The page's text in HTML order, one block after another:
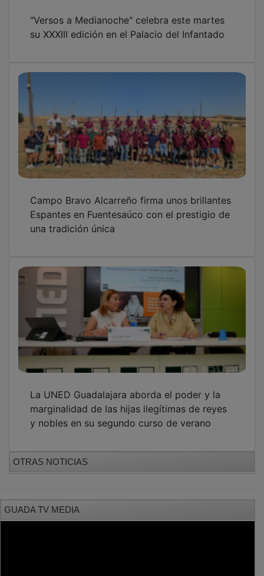
La UNED Guadalajara aborda el poder y la
marginalidad de las hijas ilegítimas de reyes
y nobles en su segundo curso de verano
OTRAS NOTICIAS
PUBLICIDAD